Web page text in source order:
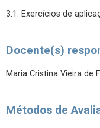
3.1. Exercícios de
Docente(s)
Maria Cristina Vieira de
Métodos de